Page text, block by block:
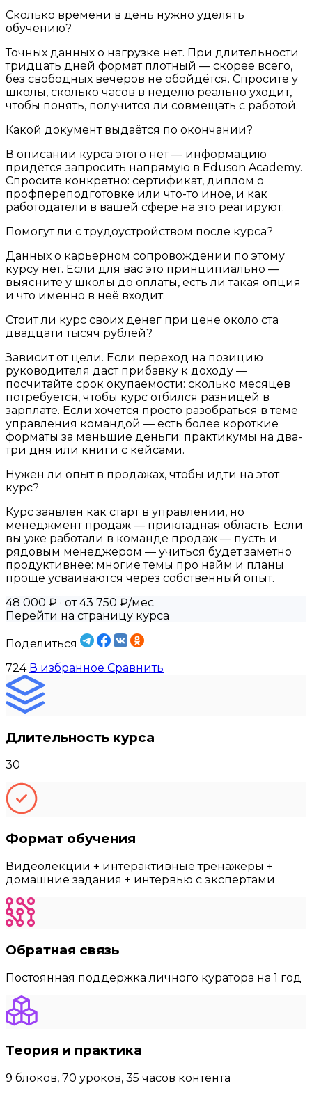
Сколько времени в день нужно уделять
обучению?
Точных данных о нагрузке нет. При длительности
тридцать дней формат плотный — скорее всего,
без свободных вечеров не обойдётся. Спросите у
школы, сколько часов в неделю реально уходит,
чтобы понять, получится ли совмещать с работой.
Какой документ выдаётся по окончании?
В описании курса этого нет — информацию
придётся запросить напрямую в Eduson Academy.
Спросите конкретно: сертификат, диплом о
профпереподготовке или что-то иное, и как
работодатели в вашей сфере на это реагируют.
Помогут ли с трудоустройством после курса?
Данных о карьерном сопровождении по этому
курсу нет. Если для вас это принципиально —
выясните у школы до оплаты, есть ли такая опция
и что именно в неё входит.
Стоит ли курс своих денег при цене около ста
двадцати тысяч рублей?
Зависит от цели. Если переход на позицию
руководителя даст прибавку к доходу —
посчитайте срок окупаемости: сколько месяцев
потребуется, чтобы курс отбился разницей в
зарплате. Если хочется просто разобраться в теме
управления командой — есть более короткие
форматы за меньшие деньги: практикумы на два-
три дня или книги с кейсами.
Нужен ли опыт в продажах, чтобы идти на этот
курс?
Курс заявлен как старт в управлении, но
менеджмент продаж — прикладная область. Если
вы уже работали в команде продаж — пусть и
рядовым менеджером — учиться будет заметно
продуктивнее: многие темы про найм и планы
проще усваиваются через собственный опыт.
48 000 ₽ · от 43 750 ₽/мес
Перейти на страницу курса
Поделиться
724 В избранное Сравнить
Длительность курса
30
Формат обучения
Видеолекции + интерактивные тренажеры +
домашние задания + интервью с экспертами
Обратная связь
Постоянная поддержка личного куратора на 1 год
Теория и практика
9 блоков, 70 уроков, 35 часов контента